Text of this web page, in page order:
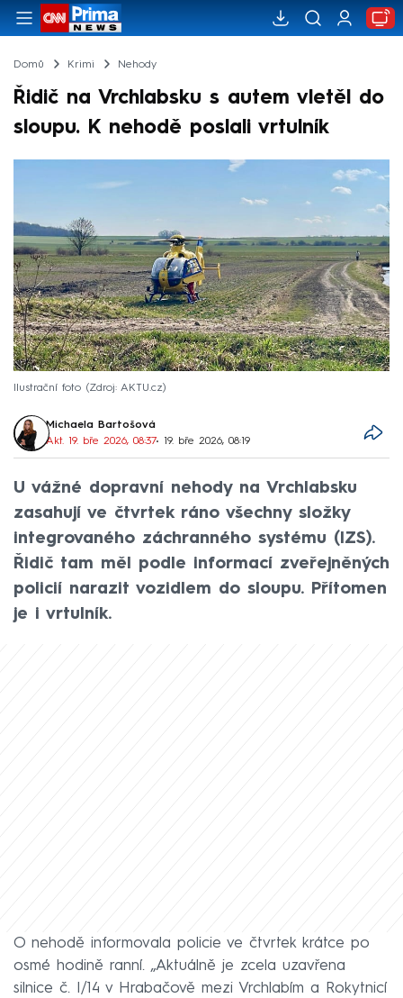
Domů Krimi Nehody
Řidič na Vrchlabsku s autem vletěl do
sloupu. K nehodě poslali vrtulník
Ilustrační foto Zdroj: AKTU.cz
Michaela Bartošová
Akt. 19. bře 2026, 08:37• 19. bře 2026, 08:19
U vážné dopravní nehody na Vrchlabsku
zasahují ve čtvrtek ráno všechny složky
integrovaného záchranného systému (IZS).
Řidič tam měl podle informací zveřejněných
policií narazit vozidlem do sloupu. Přítomen
je i vrtulník.
O nehodě informovala policie ve čtvrtek krátce po
osmé hodině ranní. „Aktuálně je zcela uzavřena
silnice č. I/14 v Hrabačově mezi Vrchlabím a Rokytnicí